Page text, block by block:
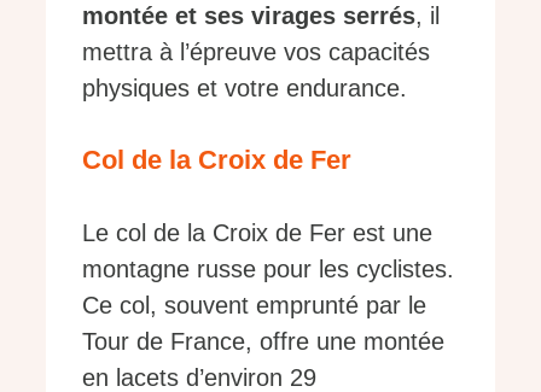
montée et ses virages serrés, il
mettra à l’épreuve vos capacités
physiques et votre endurance.
Col de la Croix de Fer
Le col de la Croix de Fer est une
montagne russe pour les cyclistes.
Ce col, souvent emprunté par le
Tour de France, offre une montée
en lacets d’environ 29